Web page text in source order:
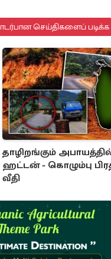
செய்திகளைப்
தாழிறங்கும்
ஹட்டன் - கொழும்பு
வீதி